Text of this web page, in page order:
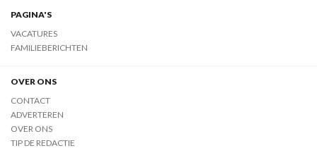
PAGINA'S
VACATURES
FAMILIEBERICHTEN
OVER ONS
CONTACT
ADVERTEREN
OVER ONS
TIP DE REDACTIE